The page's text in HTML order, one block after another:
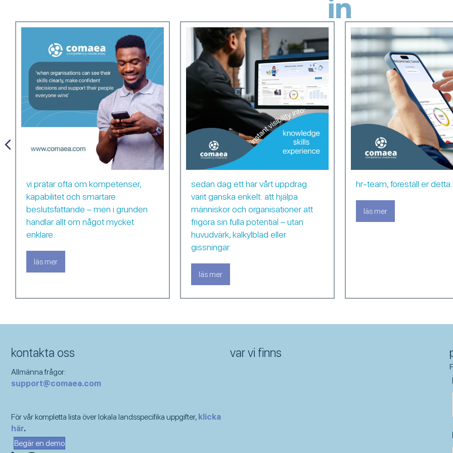
bassett och jessica townsend.
som har bytt kaos mot klarhet.
vi pratar ofta om kompetenser,
kapabilitet och smartare
beslutsfattande – men i grunden
handlar allt om något mycket
enklare:
läs mer about vi pratar ofta om kompetenser, kapabilitet och smartare beslutsfattande – men i grunden handlar allt om något
sedan dag ett har vårt uppdrag
varit ganska enkelt: att hjälpa
människor och organisationer att
frigöra sin fulla potential – utan
huvudvärk, kalkylblad eller
gissningar.
läs mer about sedan dag ett har vårt uppdrag varit ganska enkelt: att hjälpa
hr-team, föreställ er detta…
läs mer
Previous
kontakta oss
Allmänna frågor:
support@comaea.com
För vår kompletta lista över lokala landsspecifika uppgifter, klicka
här.
Begär en demo
var vi finns